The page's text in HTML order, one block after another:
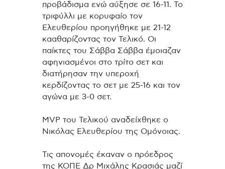
προβάδισμα ενώ αύξησε σε 16-11. Το
τριφύλλι με κορυφαίο τον
Ελευθερίου προηγήθηκε με 21-12
κααθαρίζοντας τον Τελικό. Οι
παίκτες του Σάββα Σάββα έμοιαζαν
αφηνιασμένοι στο τρίτο σετ και
διατήρησαν την υπεροχή
κερδίζοντας το σετ με 25-16 και τον
αγώνα με 3-0 σετ.
MVP του Τελικού αναδείχθηκε ο
Νικόλας Ελευθερίου της Ομόνοιας.
Τις απονομές έκαναν ο πρόεδρος
της ΚΟΠΕ Δρ Μιχάλης Κρασιάς μαζί